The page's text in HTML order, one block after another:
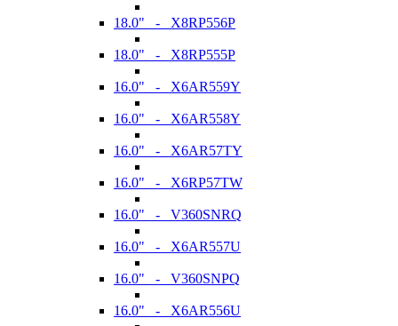
18.0" - X8RP556P
18.0" - X8RP555P
16.0" - X6AR559Y
16.0" - X6AR558Y
16.0" - X6AR57TY
16.0" - X6RP57TW
16.0" - V360SNRQ
16.0" - X6AR557U
16.0" - V360SNPQ
16.0" - X6AR556U